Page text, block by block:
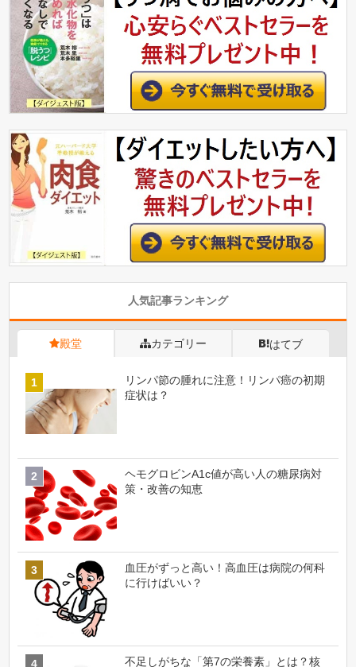
人気記事ランキング
殿堂 カテゴリー はてブ
リンパ節の腫れに注意！リンパ癌の初期
症状は？
ヘモグロビンA1c値が高い人の糖尿病対
策・改善の知恵
血圧がずっと高い！高血圧は病院の何科
に行けばいい？
不足しがちな「第7の栄養素」とは？核